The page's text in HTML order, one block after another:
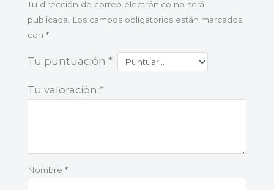
Tu dirección de correo electrónico no será
publicada.
Los campos obligatorios están marcados
con *
Tu puntuación *
Tu valoración *
Nombre *